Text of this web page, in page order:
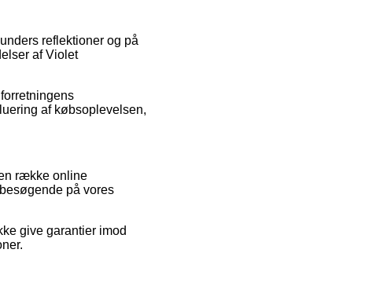
reflektioner og på
af Violet
af købsoplevelsen,
række online
på vores
give garantier imod